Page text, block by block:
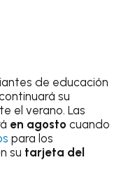
de educación
su
el verano. Las
en agosto cuando
para los
su tarjeta del